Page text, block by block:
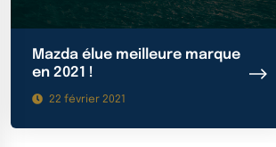
Mazda élue meilleure marque
en 2021 !
22 février 2021